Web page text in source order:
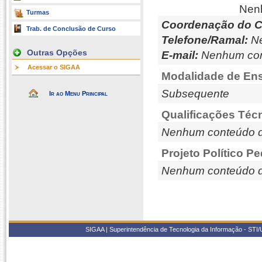
Turmas
Trab. de Conclusão de Curso
Outras Opções
Acessar o SIGAA
Ir ao Menu Principal
Coordenação do
Telefone/Ramal:
E-mail: Nenhum
Modalidade de
Subsequente
Qualificações
Nenhum conteúdo
Projeto Político
Nenhum conteúdo
SIGAA | Superintendência de Tecnologia da Informação -